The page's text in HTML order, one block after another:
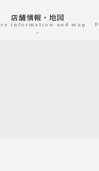
店舗情報・地図
information and map